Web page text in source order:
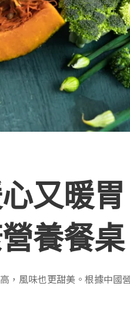
又暖
養餐桌
，風味也更甜美。根據中國